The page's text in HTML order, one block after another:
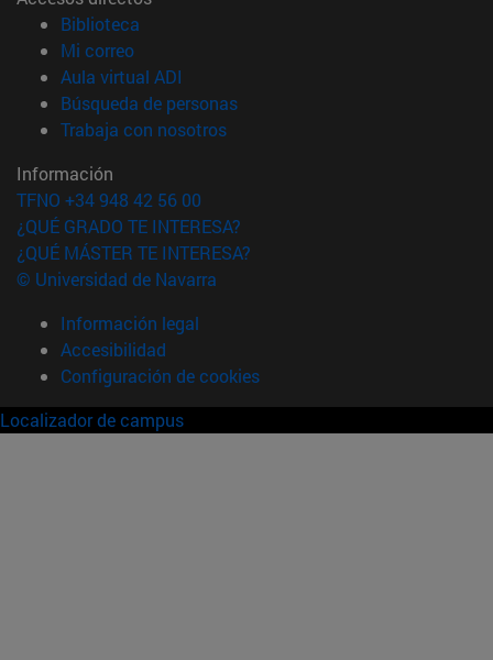
Biblioteca
Mi correo(abre en nueva ventana)
Aula virtual ADI
Búsqueda de personas(abre en nueva ventana)
Trabaja con nosotros(abre en nueva ventana)
Información
TFNO +34 948 42 56 00
¿QUÉ GRADO TE INTERESA?
¿QUÉ MÁSTER TE INTERESA?
© Universidad de Navarra
Información legal
Accesibilidad
Configuración de cookies
Localizador de campus